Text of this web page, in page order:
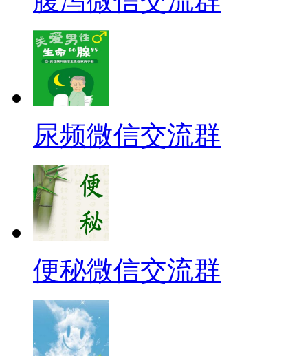
尿频微信交流群
便秘微信交流群